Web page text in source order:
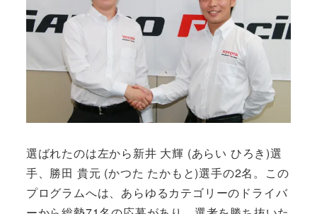
選ばれたのは左から新井 大輝 (あらい ひろき)選
手、勝田 貴元 (かつた たかもと)選手の2名。この
プログラムへは、あらゆるカテゴリーのドライバ